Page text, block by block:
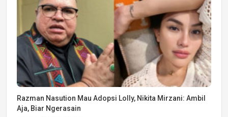
Razman Nasution Mau Adopsi Lolly, Nikita Mirzani: Ambil
Aja, Biar Ngerasain